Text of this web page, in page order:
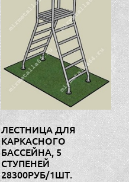
ЛЕСТНИЦА ДЛЯ
КАРКАСНОГО
БАССЕЙНА, 5
СТУПЕНЕЙ
28300РУБ/1ШТ.